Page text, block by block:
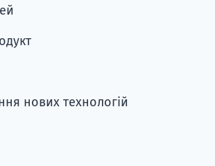
нових технологій